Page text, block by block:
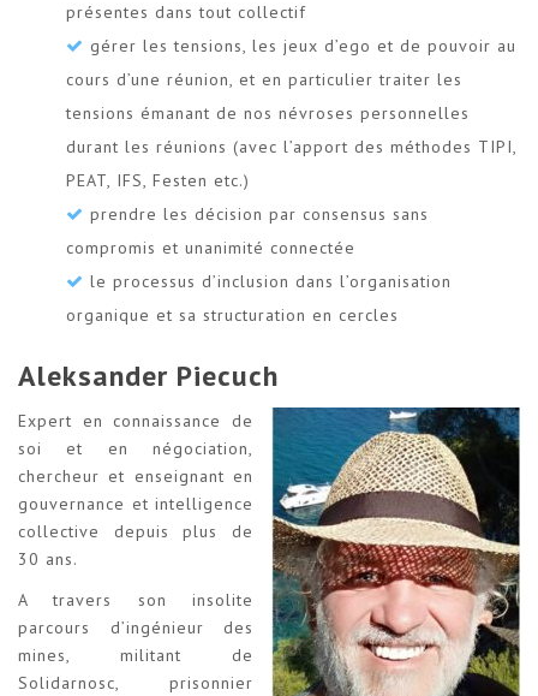
présentes dans tout collectif
gérer les tensions, les jeux d’ego et de pouvoir au
cours d’une réunion, et en particulier traiter les
tensions émanant de nos névroses personnelles
durant les réunions (avec l’apport des méthodes TIPI,
PEAT, IFS, Festen etc.)
prendre les décision par consensus sans
compromis et unanimité connectée
le processus d’inclusion dans l’organisation
organique et sa structuration en cercles
Aleksander Piecuch
Expert en connaissance de
soi et en négociation,
chercheur et enseignant en
gouvernance et intelligence
collective depuis plus de
30 ans.
A travers son insolite
parcours d’ingénieur des
mines, militant de
Solidarnosc, prisonnier